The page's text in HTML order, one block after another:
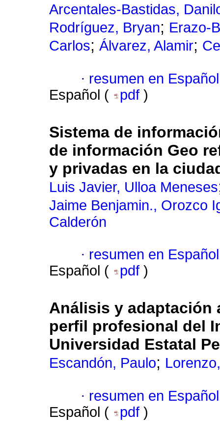
Arcentales-Bastidas,
Rodríguez, Bryan; Erazo-
Carlos; Álvarez, Alamir;
· resumen en Español
Español (
pdf )
Sistema de
de información Geo
y privadas en la
Luis Javier, Ulloa Meneses
Jaime Benjamin., Orozco
Calderón
· resumen en Español
Español (
pdf )
Análisis y adaptación
perfil profesional del
Universidad Estatal
Escandón, Paulo;
· resumen en Español
Español (
pdf )